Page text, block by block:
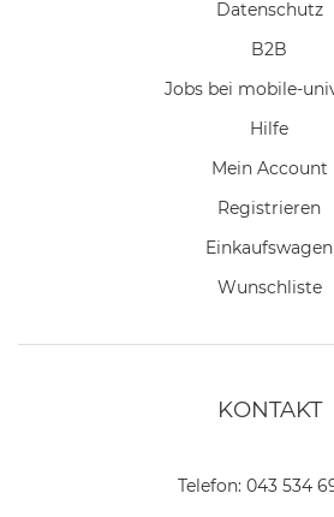
Datenschutz
B2B
Jobs bei mobile-
Hilfe
Mein Account
Registrieren
Einkaufswagen
Wunschliste
KONTAKT
Telefon: 043 534